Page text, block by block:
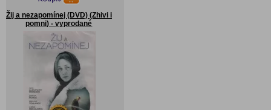
Žij a nezapomínej (DVD) (Zhivi i
pomni) - vyprodané